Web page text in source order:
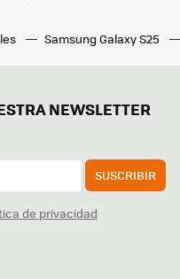
Samsung Galaxy S25
NEWSLETTER
SUSCRIBIR
de privacidad